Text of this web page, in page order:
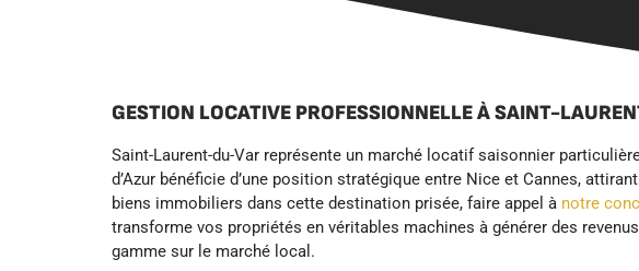
GESTION LOCATIVE PROFESSIONNELLE À SAINT-
Saint-Laurent-du-Var représente un marché locatif saisonnier
d’Azur bénéficie d’une position stratégique entre Nice et Cannes,
biens immobiliers dans cette destination prisée, faire appel à notre
transforme vos propriétés en véritables machines à générer des
gamme sur le marché local.